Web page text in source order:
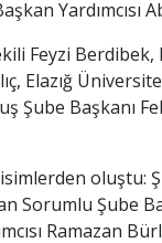
Yardımcısı
Feyzi
Elazığ
Şube Başkanı
oluştu:
Şube
Ramazan